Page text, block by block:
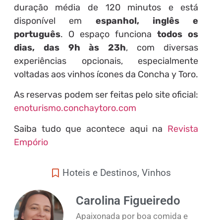
duração média de 120 minutos e está
disponível em espanhol, inglês e
português. O espaço funcionatodos os
dias, das 9h às 23h, com diversas
experiências opcionais, especialmente
voltadas aos vinhos ícones da Concha y Toro.
As reservas podem ser feitas pelo site oficial:
enoturismo.conchaytoro.com
Saiba tudo que acontece aqui na Revista
Empório
Hoteis e Destinos, Vinhos
Carolina Figueiredo
Apaixonada por boa comida e